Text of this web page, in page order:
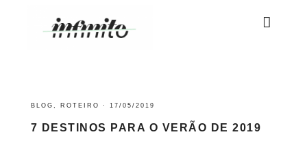
BLOG , ROTEIRO · 17/05/2019
7 DESTINOS PARA O VERÃO DE 2019